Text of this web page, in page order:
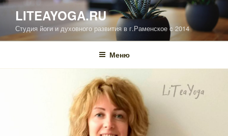
Перейти
содержимому
LITEAYOGA.RU
Студия йоги и духовного развития в г.Раменское c 2014
Меню